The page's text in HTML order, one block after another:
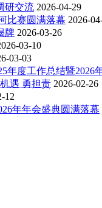
研交流 2026-04-29
比赛圆满落幕 2026-
牌 2026-03-26
03-10
03-03
度工作总结暨2026
遇 勇担责 2026-02-26
12
年年会盛典圆满落幕